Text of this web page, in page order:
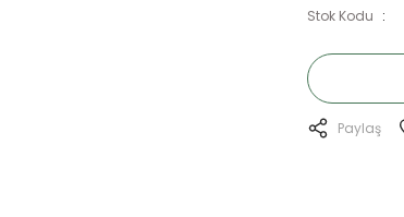
Stok Kodu
Paylaş